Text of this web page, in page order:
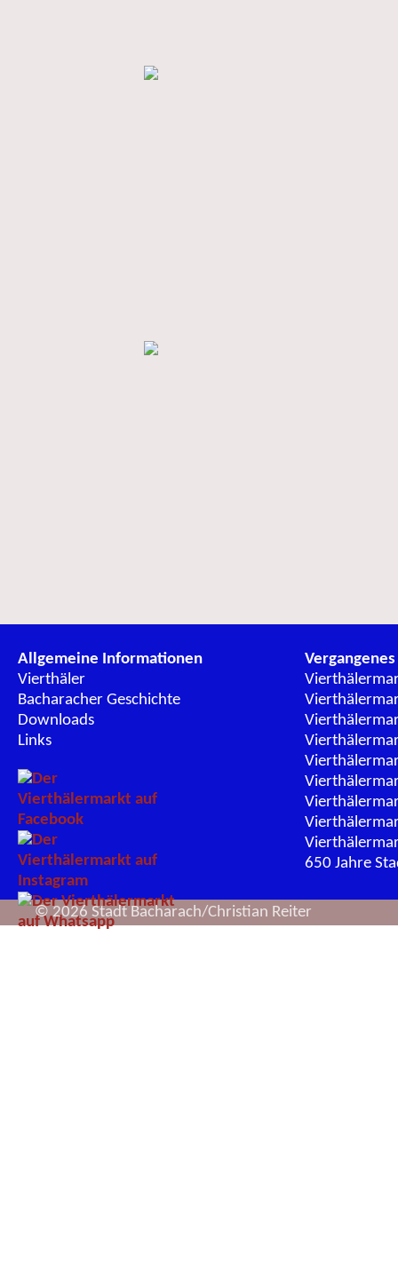
Allgemeine Informationen
Vierthäler
Bacharacher Geschichte
Downloads
Links
Vergangenes
650 Jahre
© 2026 Stadt Bacharach/Christian Reiter